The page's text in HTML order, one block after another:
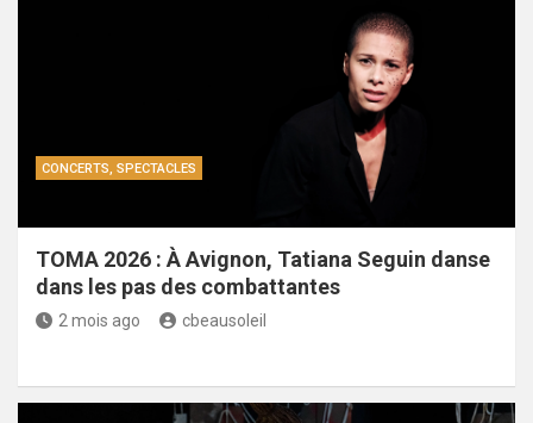
CONCERTS, SPECTACLES
TOMA 2026 : À Avignon, Tatiana Seguin danse
dans les pas des combattantes
2 mois ago cbeausoleil